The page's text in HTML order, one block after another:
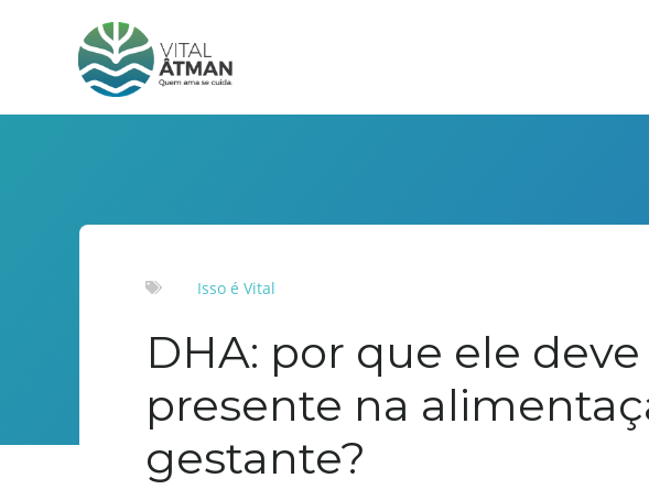
Isso é Vital
DHA: por que ele
presente na
gestante?